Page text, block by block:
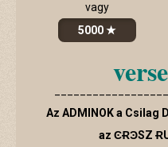
vagy
5000 ★
Az ADMINOK a
az ϾɌϿSZ